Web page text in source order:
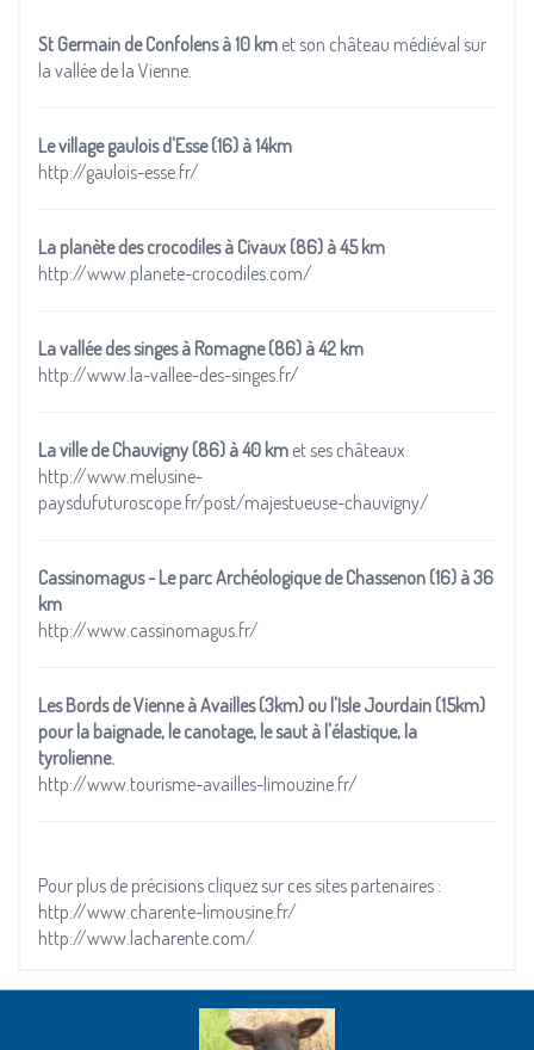
St Germain de Confolens à 10 km et son château médiéval sur
la vallée de la Vienne.
Le village gaulois d'Esse (16) à 14km
http://gaulois-esse.fr/
La planète des crocodiles à Civaux (86) à 45 km
http://www.planete-crocodiles.com/
La vallée des singes à Romagne (86) à 42 km
http://www.la-vallee-des-singes.fr/
La ville de Chauvigny (86) à 40 km et ses châteaux
http://www.melusine-
paysdufuturoscope.fr/post/majestueuse-chauvigny/
Cassinomagus - Le parc Archéologique de Chassenon (16) à 36
km
http://www.cassinomagus.fr/
Les Bords de Vienne à Availles (3km) ou l'Isle Jourdain (15km)
pour la baignade, le canotage, le saut à l'élastique, la
tyrolienne.
http://www.tourisme-availles-limouzine.fr/
Pour plus de précisions cliquez sur ces sites partenaires :
http://www.charente-limousine.fr/
http://www.lacharente.com/